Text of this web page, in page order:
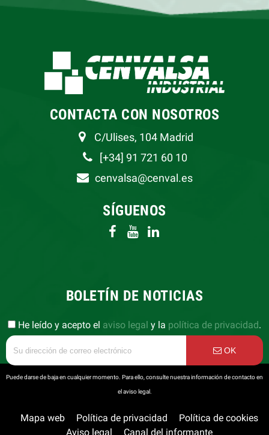
CONTACTA CON NOSOTROS
C/Ulises, 104 Madrid
[+34] 91 721 60 10
cenvalsa@cenval.es
SÍGUENOS
BOLETÍN DE NOTICIAS
He leído y acepto el aviso legal y la política de privacidad.
OK
Puede darse de baja en cualquier momento. Para ello, consulte nuestra información de contacto en
el aviso legal.
Mapa web Política de privacidad
Política de cookies
Aviso legal
Canal del informante